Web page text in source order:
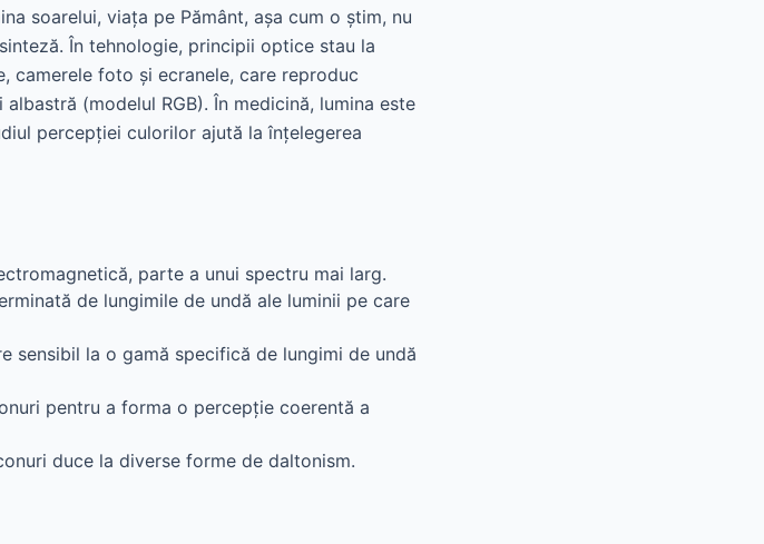
soarelui, viața pe Pământ, așa cum o știm, nu
În tehnologie, principii optice stau la
camerele foto și ecranele, care reproduc
(modelul RGB). În medicină, lumina este
percepției culorilor ajută la înțelegerea
parte a unui spectru mai larg.
de lungimile de undă ale luminii pe care
sensibil la o gamă specifică de lungimi de undă
pentru a forma o percepție coerentă a
duce la diverse forme de daltonism.